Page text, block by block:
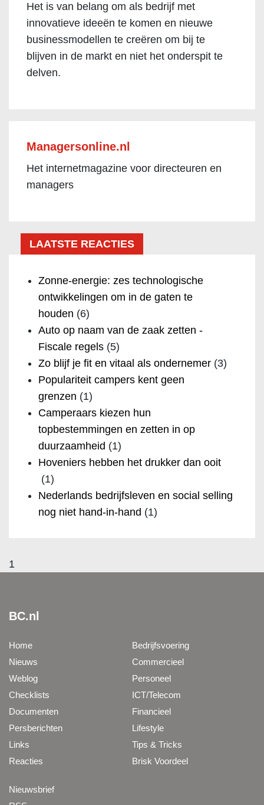
Het is van belang om als bedrijf met
innovatieve ideeën te komen en nieuwe
businessmodellen te creëren om bij te
blijven in de markt en niet het onderspit te
delven.
Managersonline.nl
Het internetmagazine voor directeuren en
managers
LAATSTE REACTIES
Zonne-energie: zes technologische
ontwikkelingen om in de gaten te
houden (6)
Auto op naam van de zaak zetten -
Fiscale regels (5)
Zo blijf je fit en vitaal als ondernemer (3)
Populariteit campers kent geen
grenzen (1)
Camperaars kiezen hun
topbestemmingen en zetten in op
duurzaamheid (1)
Hoveniers hebben het drukker dan ooit
(1)
Nederlands bedrijfsleven en social selling
nog niet hand-in-hand (1)
1
BC.nl
Home
Nieuws
Weblog
Checklists
Documenten
Persberichten
Links
Reacties
Bedrijfsvoering
Commercieel
Personeel
ICT/Telecom
Financieel
Lifestyle
Tips & Tricks
Brisk Voordeel
Nieuwsbrief